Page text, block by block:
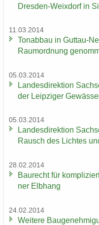
Dresden-​Weixdorf in
11.03.2014
Ton­ab­bau in Guttau-​
Raum­ord­nung
05.03.2014
Lan­des­di­rek­ti­on
der Leip­zi­ger
05.03.2014
Lan­des­di­rek­ti­on
Rausch des Lich­tes
28.02.2014
Bau­recht für
ner Elb­hang
24.02.2014
Wei­te­re